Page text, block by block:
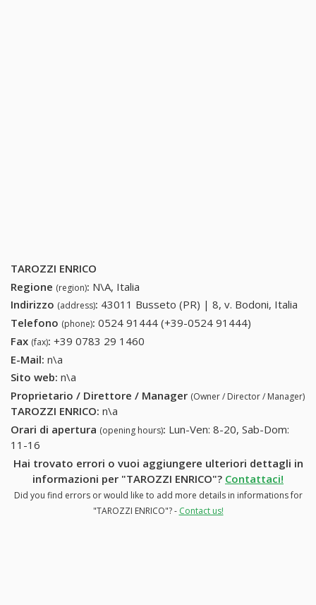
TAROZZI ENRICO
Regione (region): N\A, Italia
Indirizzo (address): 43011 Busseto (PR) | 8, v. Bodoni, Italia
Telefono (phone): 0524 91444 (+39-0524 91444)
Fax (fax): +39 0783 29 1460
E-Mail: n\a
Sito web: n\a
Proprietario / Direttore / Manager (Owner / Director / Manager)
TAROZZI ENRICO: n\a
Orari di apertura (opening hours): Lun-Ven: 8-20, Sab-Dom:
11-16
Hai trovato errori o vuoi aggiungere ulteriori dettagli in
informazioni per "TAROZZI ENRICO"? Contattaci!
Did you find errors or would like to add more details in informations for
"TAROZZI ENRICO"? - Contact us!